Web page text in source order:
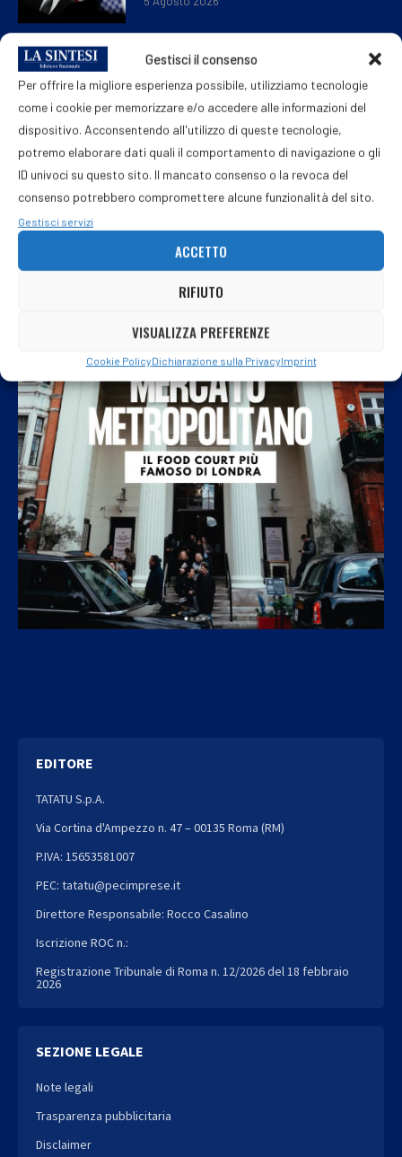
Gestisci il consenso
Per offrire la migliore esperienza possibile, utilizziamo tecnologie
come i cookie per memorizzare e/o accedere alle informazioni del
dispositivo. Acconsentendo all'utilizzo di queste tecnologie,
potremo elaborare dati quali il comportamento di navigazione o gli
ID univoci su questo sito. Il mancato consenso o la revoca del
consenso potrebbero compromettere alcune funzionalità del sito.
Gestisci servizi
ACCETTO
RIFIUTO
VISUALIZZA PREFERENZE
Cookie PolicyDichiarazione sulla PrivacyImprint
La Camera salva Delmastro e blinda le
chat. Conte: “Meloni non scuda il caro
vita ma gli amichetti”
5 Agosto 2026
EDITORE
TATATU S.p.A.
Via Cortina d'Ampezzo n. 47 – 00135 Roma (RM)
P.IVA: 15653581007
PEC: tatatu@pecimprese.it
Direttore Responsabile: Rocco Casalino
Iscrizione ROC n.:
Registrazione Tribunale di Roma n. 12/2026 del 18 febbraio
2026
SEZIONE LEGALE
Note legali
Trasparenza pubblicitaria
Disclaimer